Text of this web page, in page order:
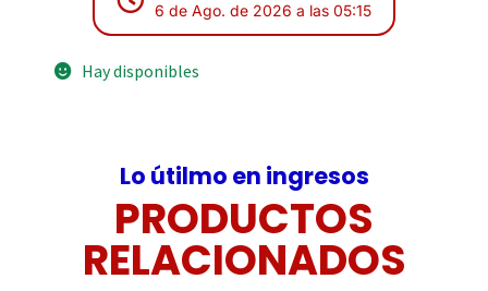
6 de Ago. de 2026 a las 05:15
Hay disponibles
Lo útilmo en ingresos
PRODUCTOS
RELACIONADOS